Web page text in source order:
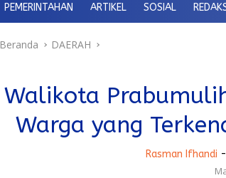
PEMERINTAHAN ARTIKEL SOSIAL
Beranda DAERAH
Walikota
Warga yang
Rasman Ifhandi -